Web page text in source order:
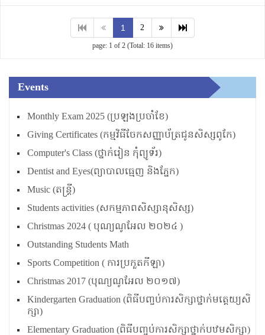
1 2
page: 1 of 2 (Total: 16 items)
Events
Monthly Exam 2025 (ប្រឡងប្រចាំខែ)
Giving Certificates (កម្មវិធីចែកសញ្ញាប័ត្រជូនសិស្សពូកែ)
Computer's Class (ថ្នាក់រៀន កុំព្យូទ័រ)
Dentist and Eyes(ព្យាបាលធ្មេញ និងភ្នែក)
Music (តន្ត្រី)
Students activities (សកម្មភាពសិស្សានុសិស្ស)
Christmas 2024 ( បុណ្យណូអែល ២០២៤ )
Outstanding Students Math
Sports Competition ( ការប្រកួតកីឡា)
Christmas 2017 (បុណ្យណូអែល ២០១៧)
Kindergarten Graduation (ពិធីបញ្ចប់ការសិក្សាថ្នាក់មត្តេយ្យសិ
ក្សា)
Elementary Graduation (ពិធីបញ្ចប់ការសិក្សាថ្នាក់បឋមសិក្សា)